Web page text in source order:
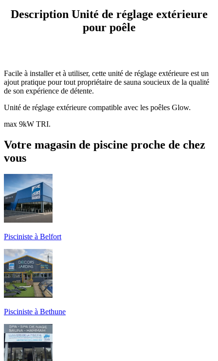
Description Unité de réglage extérieure
pour poêle
Facile à installer et à utiliser, cette unité de réglage extérieure est un
ajout pratique pour tout propriétaire de sauna soucieux de la qualité
de son expérience de détente.
Unité de réglage extérieure compatible avec les poêles Glow.
max 9kW TRI.
Votre magasin de piscine proche de chez
vous
Pisciniste à Belfort
Pisciniste à Bethune